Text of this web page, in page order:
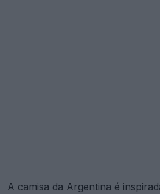
A camisa da Argentina é